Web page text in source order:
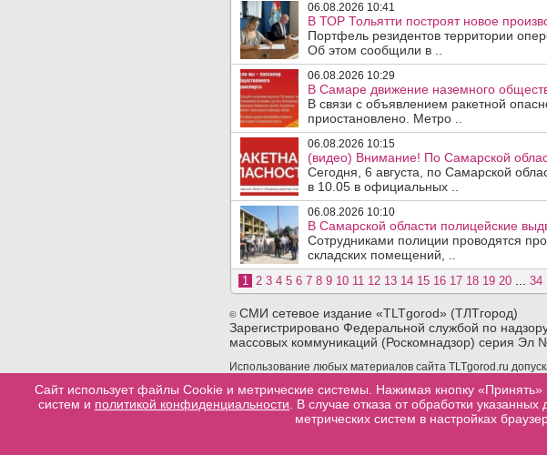
06.08.2026 10:41
В ТОР Тольятти построят новое
Портфель резидентов территории
Об этом сообщили в ..
06.08.2026 10:29
В Самаре движение наземного
В связи с объявлением ракетной
приостановлено. Метро ..
06.08.2026 10:15
(видео) Внимание! По Самарской
Сегодня, 6 августа, по Самарской
в 10.05 в официальных ..
06.08.2026 10:10
В Самарской области полицейские
Сотрудниками полиции проводятся
складских помещений, ..
1 2 3 4 5 6 7 8 9 10 11 12 13 14 15 16 17 18 19 20 34
©СМИ сетевое издание «TLTgorod» (ТЛТгород)
Зарегистрировано Федеральной службой по
массовых коммуникаций (Роскомнадзор) серия Эл
Использование любых материалов сайта TLTgorod.ru
конкретную страницу сайта, с которой взята информация,
материала.
Разработка сайтов в тольятти web-good.ru
Сайт использует файлы Cookie и метрические системы. Нажимая кнопку
систем и политикой конфиденциальности . В случае отказа от обработки
метрических систем в настройках